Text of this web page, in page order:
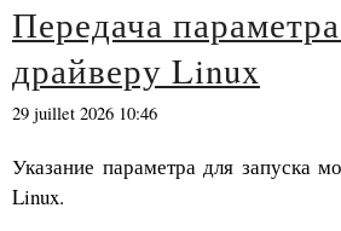
Передача
драйверу Linux
29 juillet 2026 10:46
Указание параметра для запуска
Linux.